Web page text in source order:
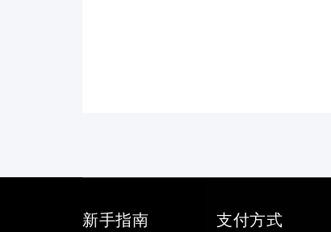
新手指南 支付方式